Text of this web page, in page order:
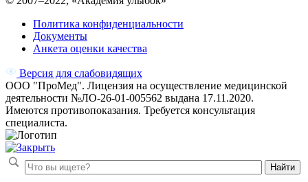
Политика конфиденциальности
Документы
Анкета оценки качества
Версия для слабовидящих
ООО "ПроМед". Лицензия на осуществление медицинской
деятельности №ЛО-26-01-005562 выдана 17.11.2020.
Имеются противопоказания. Требуется консультация
специалиста.
Найти